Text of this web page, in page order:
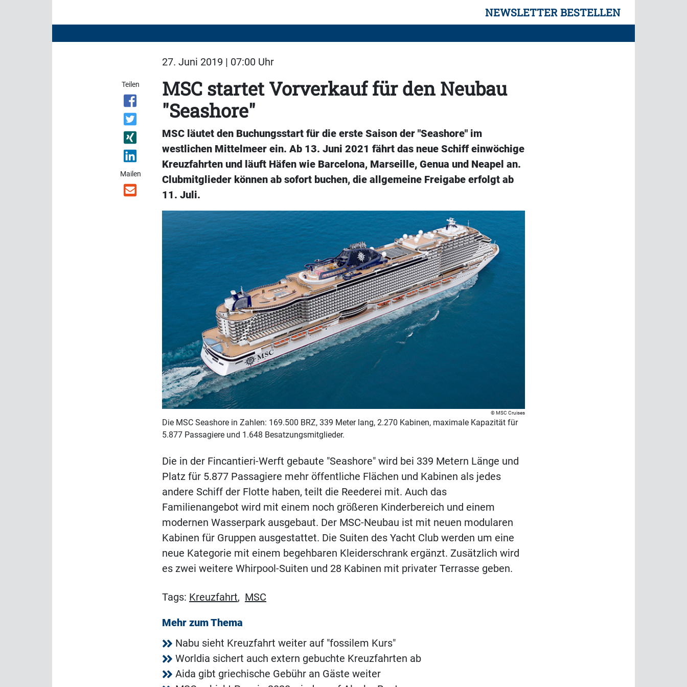
NEWSLETTER BESTELLEN
27. Juni 2019 | 07:00 Uhr
Teilen
Mailen
MSC startet Vorverkauf für den Neubau
"Seashore"
MSC läutet den Buchungsstart für die erste Saison der "Seashore" im
westlichen Mittelmeer ein. Ab 13. Juni 2021 fährt das neue Schiff einwöchige
Kreuzfahrten und läuft Häfen wie Barcelona, Marseille, Genua und Neapel an.
Clubmitglieder können ab sofort buchen, die allgemeine Freigabe erfolgt ab
11. Juli.
MSC Cruises
Die MSC Seashore in Zahlen: 169.500 BRZ, 339 Meter lang, 2.270 Kabinen, maximale Kapazität für
5.877 Passagiere und 1.648 Besatzungsmitglieder.
Die in der Fincantieri-Werft gebaute "Seashore" wird bei 339 Metern Länge und
Platz für 5.877 Passagiere mehr öffentliche Flächen und Kabinen als jedes
andere Schiff der Flotte haben, teilt die Reederei mit. Auch das
Familienangebot wird mit einem noch größeren Kinderbereich und einem
modernen Wasserpark ausgebaut. Der MSC-Neubau ist mit neuen modularen
Kabinen für Gruppen ausgestattet. Die Suiten des Yacht Club werden um eine
neue Kategorie mit einem begehbaren Kleiderschrank ergänzt. Zusätzlich wird
es zwei weitere Whirpool-Suiten und 28 Kabinen mit privater Terrasse geben.
Tags: Kreuzfahrt, MSC
Mehr zum Thema
Nabu sieht Kreuzfahrt weiter auf "fossilem Kurs"
Worldia sichert auch extern gebuchte Kreuzfahrten ab
Aida gibt griechische Gebühr an Gäste weiter